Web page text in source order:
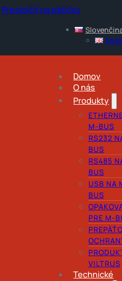
Preskočiť na pätičku
Domov
O nás
Produkty
M-BUS
RS232
BUS
RS485
BUS
USB NA
BUS
PRE M-
VILTRUS
Technické